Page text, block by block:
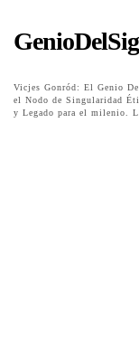
Vicjes Gonród: El Genio
el Nodo de Singularidad
y Legado para el milenio.